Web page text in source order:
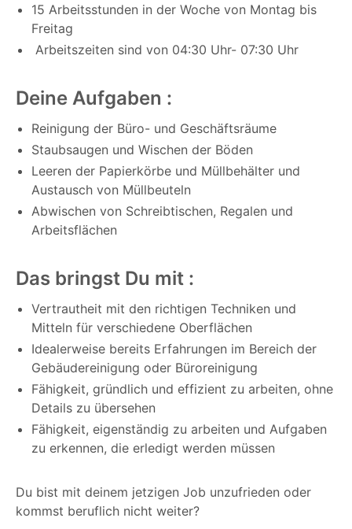
15 Arbeitsstunden in der Woche von Montag bis
Freitag
Arbeitszeiten sind von 04:30 Uhr- 07:30 Uhr
Deine Aufgaben :
Reinigung der Büro- und Geschäftsräume
Staubsaugen und Wischen der Böden
Leeren der Papierkörbe und Müllbehälter und
Austausch von Müllbeuteln
Abwischen von Schreibtischen, Regalen und
Arbeitsflächen
Das bringst Du mit :
Vertrautheit mit den richtigen Techniken und
Mitteln für verschiedene Oberflächen
Idealerweise bereits Erfahrungen im Bereich der
Gebäudereinigung oder Büroreinigung
Fähigkeit, gründlich und effizient zu arbeiten, ohne
Details zu übersehen
Fähigkeit, eigenständig zu arbeiten und Aufgaben
zu erkennen, die erledigt werden müssen
Du bist mit deinem jetzigen Job unzufrieden oder
kommst beruflich nicht weiter?